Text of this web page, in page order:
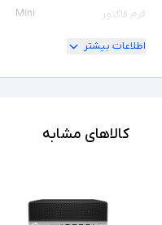
فرم فاکتور Mini
مشخصات پردازنده
حافظه داخلی
اطلاعات بیشتر
کالاهای مشابه